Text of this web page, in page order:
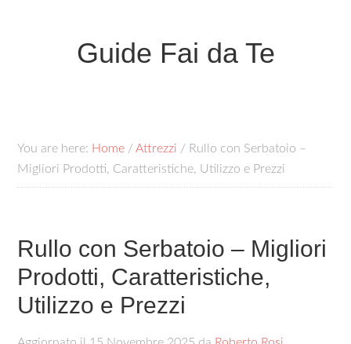
Guide Fai da Te
You are here: Home / Attrezzi / Rullo con Serbatoio –
Migliori Prodotti, Caratteristiche, Utilizzo e Prezzi
Rullo con Serbatoio – Migliori
Prodotti, Caratteristiche,
Utilizzo e Prezzi